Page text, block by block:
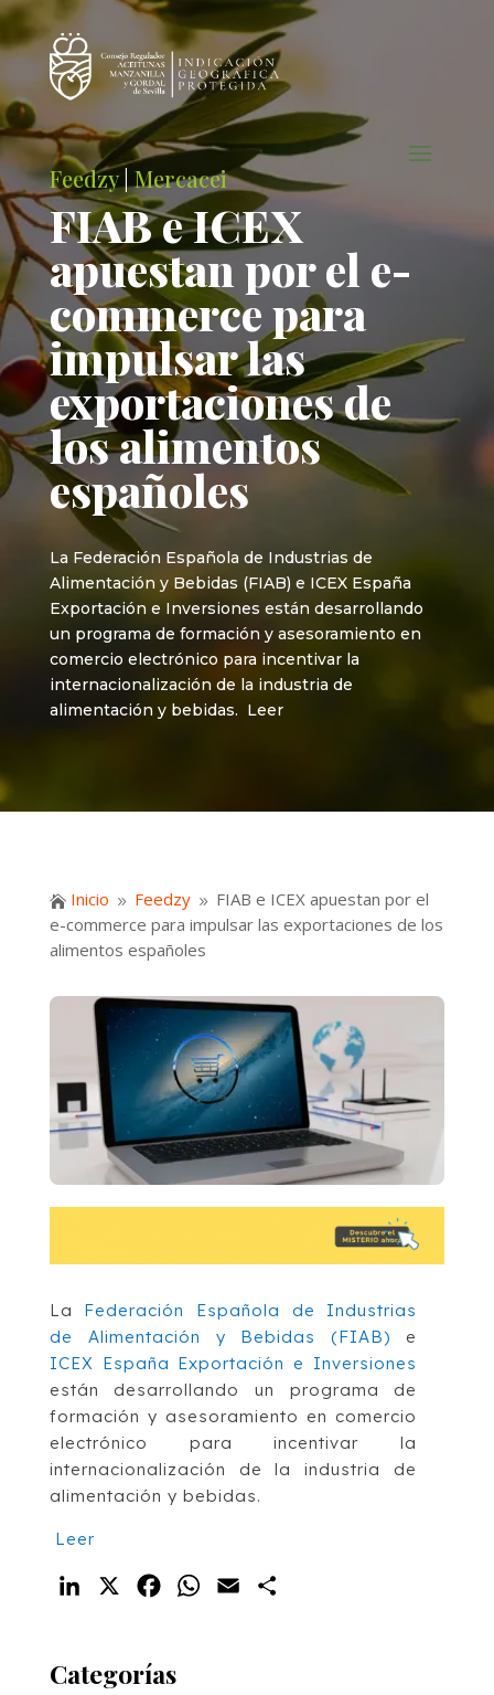
Feedzy|Mercacei
FIAB e ICEX
apuestan por el e-
commerce para
impulsar las
exportaciones de
los alimentos
españoles
La Federación Española de Industrias de
Alimentación y Bebidas (FIAB) e ICEX España
Exportación e Inversiones están desarrollando
un programa de formación y asesoramiento en
comercio electrónico para incentivar la
internacionalización de la industria de
alimentación y bebidas. Leer
 Inicio 9 Feedzy 9 FIAB e ICEX apuestan por el
e-commerce para impulsar las exportaciones de los
alimentos españoles
La Federación Española de Industrias
de Alimentación y Bebidas (FIAB) e
ICEX España Exportación e Inversiones
están desarrollando un programa de
formación y asesoramiento en comercio
electrónico para incentivar la
internacionalización de la industria de
alimentación y bebidas.
Leer
LinkedIn FacebookWhatsApp
Email
Categorías